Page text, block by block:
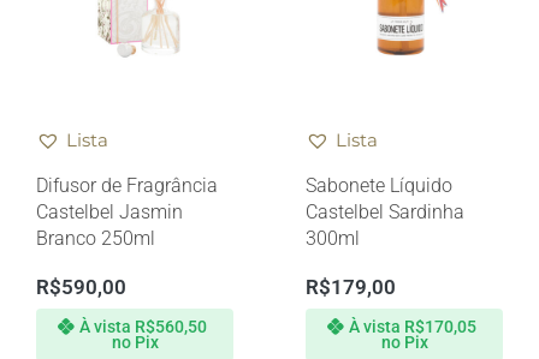
Lista
Difusor de Fragrância
Castelbel Jasmin
Branco 250ml
R$590,00
À vista R$560,50
no Pix
Lista
Sabonete Líquido
Castelbel Sardinha
300ml
R$179,00
À vista R$170,05
no Pix